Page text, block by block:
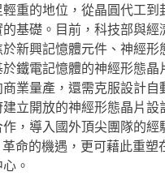
重的地位，從晶圓代工
基礎。目前，科技部與
新興記憶體元件、神經
鐵電記憶體的神經形態
業量產，還需克服設計
立開放的神經形態晶片
，導入國外頂尖團隊的
命的機遇，更可藉此重
。